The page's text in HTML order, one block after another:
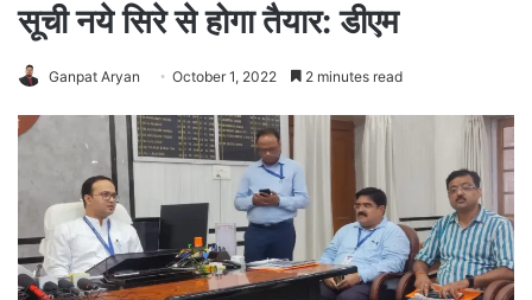
सूची नये सिरे से होगा तैयार: डीएम
Ganpat Aryan October 1, 2022 2 minutes read